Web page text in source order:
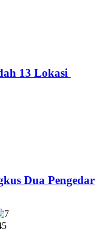
13 Lokasi
Dua Pengedar